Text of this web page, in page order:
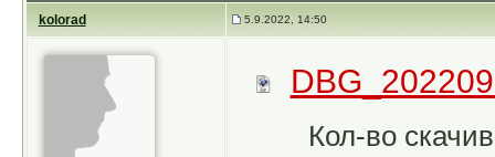
kolorad 5.9.2022, 14:50
Кол-во